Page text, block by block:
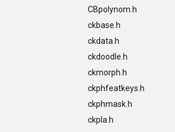
CBpolynom.h
ckbase.h
ckdata.h
ckdoodle.h
ckmorph.h
ckphfeatkeys.h
ckphmask.h
ckpla.h